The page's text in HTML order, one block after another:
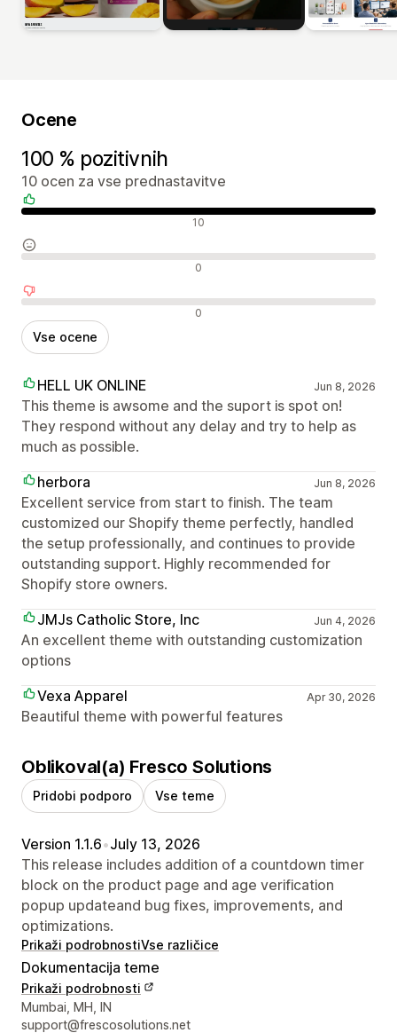
Ocene
100 % pozitivnih
10 ocen za vse prednastavitve
Pozitivne ocene 10
Nevtralne ocene 0
Negativne ocene 0
Vse ocene
HELL UK ONLINE Jun 8, 2026
This theme is awsome and the suport is spot on!
They respond without any delay and try to help as
much as possible.
herbora
Jun 8, 2026
Excellent service from start to finish. The team
customized our Shopify theme perfectly, handled
the setup professionally, and continues to provide
outstanding support. Highly recommended for
Shopify store owners.
JMJs Catholic Store, Inc
Jun 4, 2026
An excellent theme with outstanding customization
options
Vexa Apparel
Apr 30, 2026
Beautiful theme with powerful features
Oblikoval(a) Fresco Solutions
Pridobi podporo Vse teme
Version 1.1.6•July 13, 2026
This release includes addition of a countdown timer
block on the product page and age verification
popup updateand bug fixes, improvements, and
optimizations.
Prikaži podrobnostiVse različice
Dokumentacija teme
Prikaži podrobnosti
Podatki za stik z oblikovalcem
Mumbai, MH, IN
support@frescosolutions.net